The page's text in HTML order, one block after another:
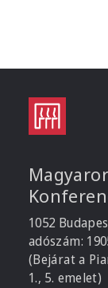
1052
adószám:
(Bejárat a
1., 5. emelet)